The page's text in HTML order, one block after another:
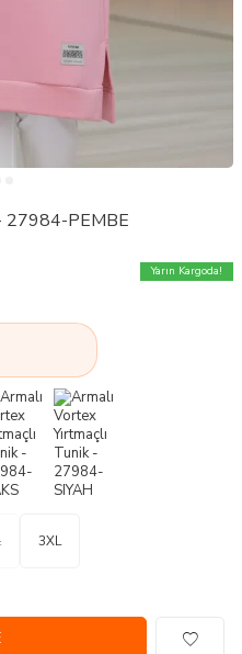
27984-PEMBE
Yarın Kargoda!
3XL